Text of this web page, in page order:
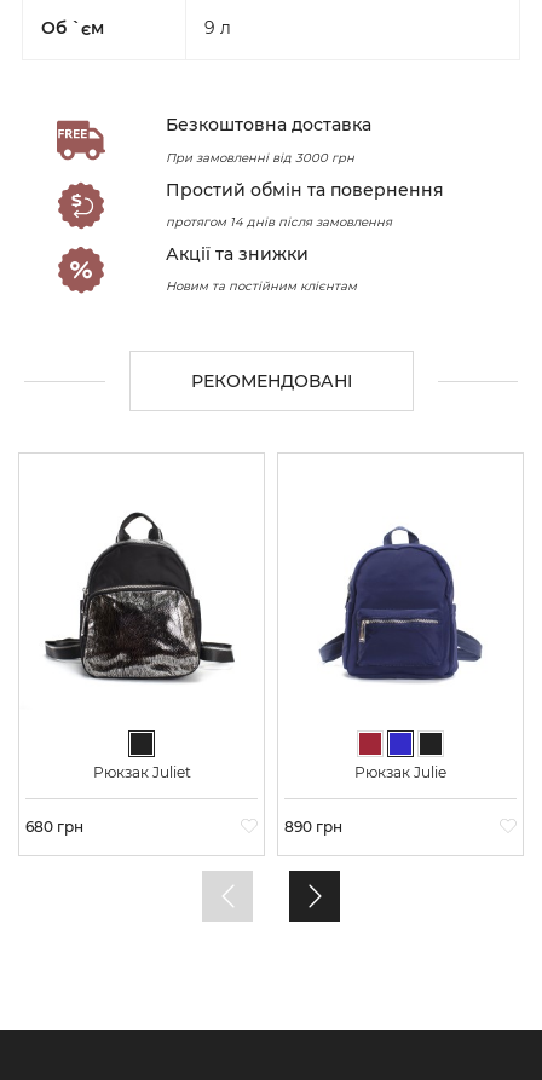
Об `єм 9 л
Безкоштовна доставка
При замовленні від 3000 грн
Простий обмін та повернення
протягом 14 днів після замовлення
Акції та знижки
Новим та постійним клієнтам
РЕКОМЕНДОВАНІ
Рюкзак Juliet
Ціна
680 грн
Рюкзак Julie
Ціна
890 грн